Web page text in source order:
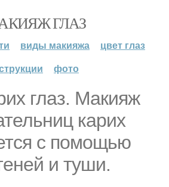
ГЛАЗ
виды макияжа
цвет глаз
фото
глаз. Макияж
карих
с помощью
и туши.